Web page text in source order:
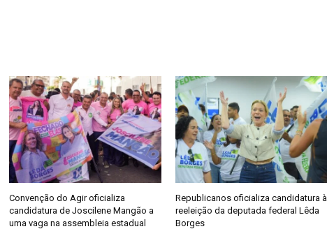
Convenção do Agir oficializa
candidatura de Joscilene Mangão a
uma vaga na assembleia estadual
Republicanos oficializa candidatura à
reeleição da deputada federal Lêda
Borges